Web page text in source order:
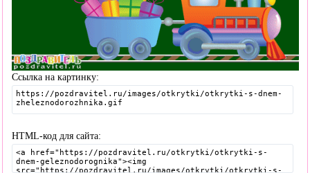
Ссылка на картинку:
HTML-код для сайта: